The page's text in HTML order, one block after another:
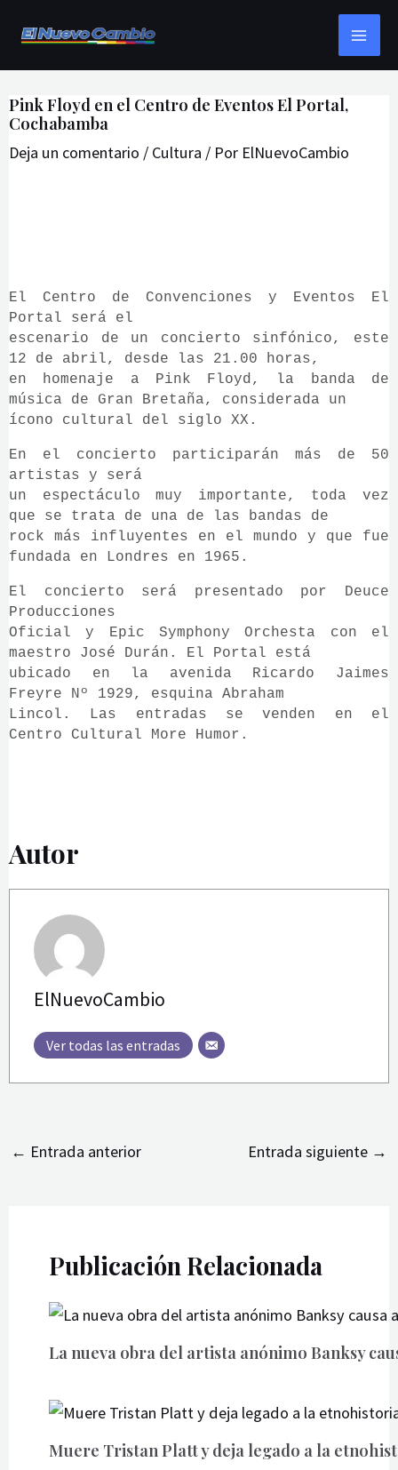
contenido
Pink Floyd en el Centro de Eventos El Portal,
Cochabamba
Deja un comentario / Cultura / Por ElNuevoCambio
El Centro de Convenciones y Eventos El
Portal será el
escenario de un concierto sinfónico, este
12 de abril, desde las 21.00 horas,
en homenaje a Pink Floyd, la banda de
música de Gran Bretaña, considerada un
ícono cultural del siglo XX.
En el concierto participarán más de 50
artistas y será
un espectáculo muy importante, toda vez
que se trata de una de las bandas de
rock más influyentes en el mundo y que fue
fundada en Londres en 1965.
El concierto será presentado por Deuce
Producciones
Oficial y Epic Symphony Orchesta con el
maestro José Durán. El Portal está
ubicado en la avenida Ricardo Jaimes
Freyre Nº 1929, esquina Abraham
Lincol. Las entradas se venden en el
Centro Cultural More Humor.
Autor
ElNuevoCambio
Ver todas las entradas
de
entradas
← Entrada anterior Entrada siguiente →
Publicación Relacionada
La nueva obra del artista anónimo Banksy
Muere Tristan Platt y deja legado a la